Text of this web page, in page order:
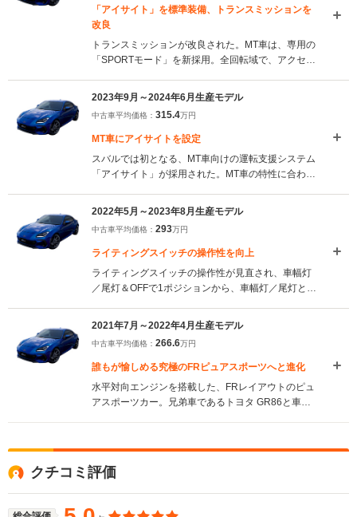
ての魅力を維持しつつ、より安心して運転できる改
良が施された。（2025.5）
「アイサイト」を標準装備、トランスミッションを
改良
トランスミッションが改良された。MT車は、専用の
「SPORTモード」を新採用。全回転域で、アクセル
グとすることで、コントロール性が向上。AT車のマ
ニュアルダウンシフト制御も見直され、回転数の領
域が拡大された。電動パワーステアリングのアシス
ト特性が最適化され、スポーツカーらしい操安性、
2023年9月～2024年6月生産モデル
中古車平均価格： 315.4万円
MT車にアイサイトを設定
スバルでは初となる、MT車向けの運転支援システム
「アイサイト」が採用された。MT車の特性に合わせ
グによる専用サスペンションとSFRDフロントダン
パーが採用された「STI Sport」グレードを新たに設
定。こちらにはオプションでブレンボ製ゴールドキ
ャリパーの前後ブレーキがオプションで用意され
2022年5月～2023年8月生産モデル
中古車平均価格： 293万円
ライティングスイッチの操作性を向上
ライティングスイッチの操作性が見直され、車幅灯
／尾灯＆OFFで1ポジションから、車幅灯／尾灯と
（2022.5）
2021年7月～2022年4月生産モデル
中古車平均価格： 266.6万円
誰もが愉しめる究極のFRピュアスポーツへと進化
水平対向エンジンを搭載した、FRレイアウトのピュ
アスポーツカー。兄弟車であるトヨタ GR86と車の
は「誰もが愉しめる究極のFRピュアスポーツカー」
を実現したという。ボディ剛性の向上や軽量化によ
り、ハンドリング性能も向上を果たした。また、安
全性能にも磨きがかけられ、AT車にBRZでは初とな
る安全運転支援機能「アイサイト」が標準装備され
クチコミ評価